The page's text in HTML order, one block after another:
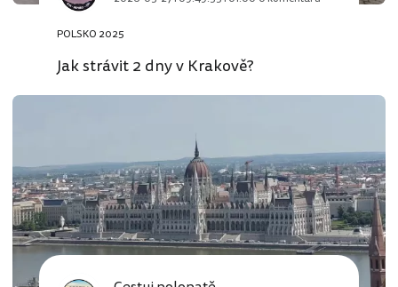
POLSKO 2025
Jak strávit 2 dny v Krakově?